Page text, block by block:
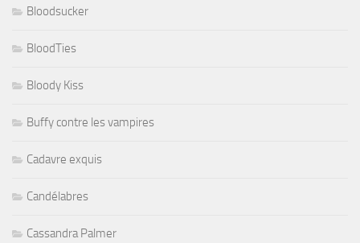
Bloodsucker
BloodTies
Bloody Kiss
Buffy contre les vampires
Cadavre exquis
Candélabres
Cassandra Palmer